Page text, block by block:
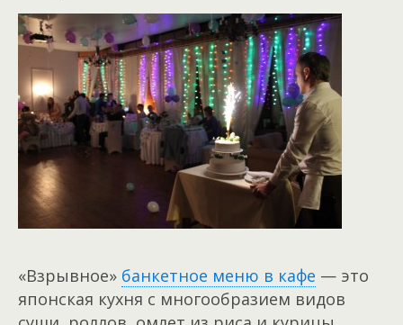
«Взрывное» банкетное меню в кафе — это
японская кухня с многообразием видов